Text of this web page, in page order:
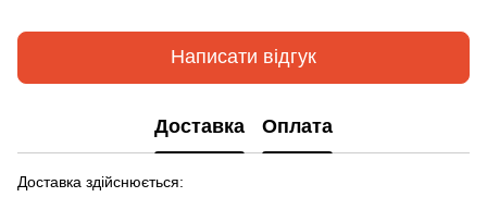
Написати відгук
Доставка Оплата
Доставка здійснюється: